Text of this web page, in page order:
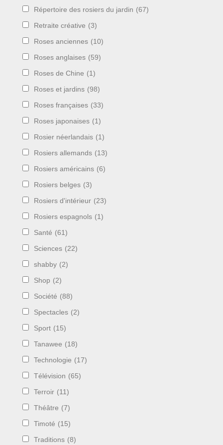
Répertoire des rosiers du jardin (67)
Retraite créative (3)
Roses anciennes (10)
Roses anglaises (59)
Roses de Chine (1)
Roses et jardins (98)
Roses françaises (33)
Roses japonaises (1)
Rosier néerlandais (1)
Rosiers allemands (13)
Rosiers américains (6)
Rosiers belges (3)
Rosiers d'intérieur (23)
Rosiers espagnols (1)
Santé (61)
Sciences (22)
shabby (2)
Shop (2)
Société (88)
Spectacles (2)
Sport (15)
Tanawee (18)
Technologie (17)
Télévision (65)
Terroir (11)
Théâtre (7)
Timoté (15)
Traditions (8)